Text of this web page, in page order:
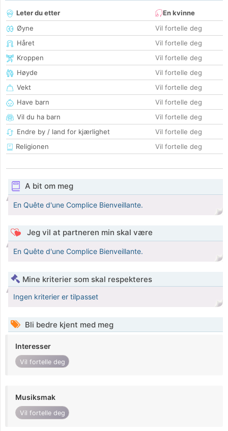
Leter du etter
En kvinne
Øyne
Vil fortelle deg
Håret
Vil fortelle deg
Kroppen
Vil fortelle deg
Høyde
Vil fortelle deg
Vekt
Vil fortelle deg
Have barn
Vil fortelle deg
Vil du ha barn
Vil fortelle deg
Endre by / land for kjærlighet
Vil fortelle deg
Religionen
Vil fortelle deg
A bit om meg
En Quête d'une Complice Bienveillante.
Jeg vil at partneren min skal være
En Quête d'une Complice Bienveillante.
Mine kriterier som skal respekteres
Ingen kriterier er tilpasset
Bli bedre kjent med meg
Interesser
Vil fortelle deg
Musiksmak
Vil fortelle deg